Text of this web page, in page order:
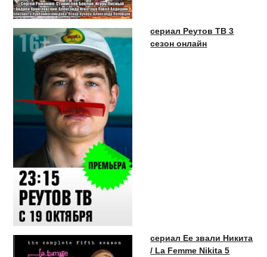
сериал Реутов ТВ 3
сезон онлайн
сериал Ее звали Никита
/ La Femme Nikita 5